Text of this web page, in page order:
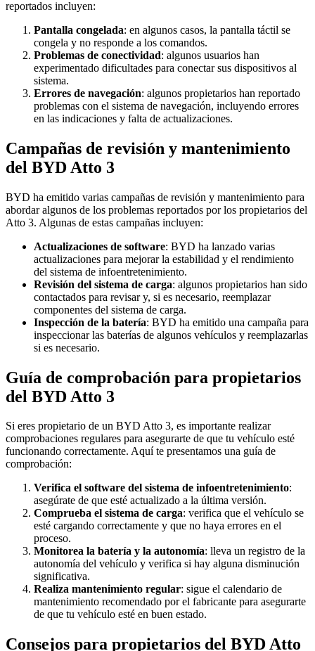
reportados incluyen:
Pantalla congelada: en algunos casos, la pantalla táctil se
congela y no responde a los comandos.
Problemas de conectividad: algunos usuarios han
experimentado dificultades para conectar sus dispositivos al
sistema.
Errores de navegación: algunos propietarios han reportado
problemas con el sistema de navegación, incluyendo errores
en las indicaciones y falta de actualizaciones.
Campañas de revisión y mantenimiento
del BYD Atto 3
BYD ha emitido varias campañas de revisión y mantenimiento para
abordar algunos de los problemas reportados por los propietarios del
Atto 3. Algunas de estas campañas incluyen:
Actualizaciones de software: BYD ha lanzado varias
actualizaciones para mejorar la estabilidad y el rendimiento
del sistema de infoentretenimiento.
Revisión del sistema de carga: algunos propietarios han sido
contactados para revisar y, si es necesario, reemplazar
componentes del sistema de carga.
Inspección de la batería: BYD ha emitido una campaña para
inspeccionar las baterías de algunos vehículos y reemplazarlas
si es necesario.
Guía de comprobación para propietarios
del BYD Atto 3
Si eres propietario de un BYD Atto 3, es importante realizar
comprobaciones regulares para asegurarte de que tu vehículo esté
funcionando correctamente. Aquí te presentamos una guía de
comprobación:
Verifica el software del sistema de infoentretenimiento:
asegúrate de que esté actualizado a la última versión.
Comprueba el sistema de carga: verifica que el vehículo se
esté cargando correctamente y que no haya errores en el
proceso.
Monitorea la batería y la autonomía: lleva un registro de la
autonomía del vehículo y verifica si hay alguna disminución
significativa.
Realiza mantenimiento regular: sigue el calendario de
mantenimiento recomendado por el fabricante para asegurarte
de que tu vehículo esté en buen estado.
Consejos para propietarios del BYD Atto